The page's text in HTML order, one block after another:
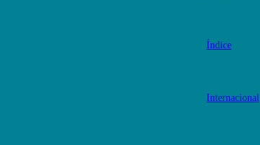
Índice
Internacional